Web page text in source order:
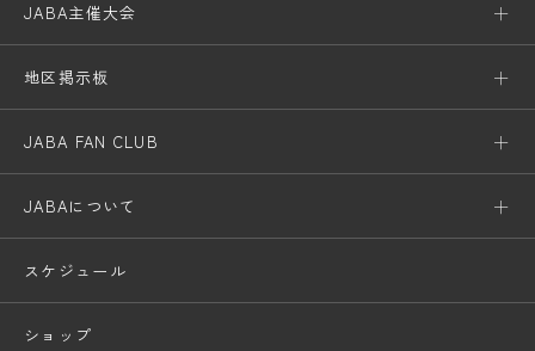
JABA主催大会
地区掲示板
JABA FAN CLUB
JABAについて
スケジュール
ショップ